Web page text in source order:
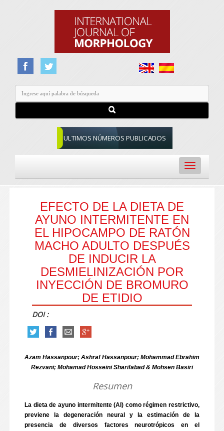
ULTIMOS NÚMEROS PUBLICADOS
Toggle
navigation
EFECTO DE LA DIETA DE
AYUNO INTERMITENTE EN
EL HIPOCAMPO DE RATÓN
MACHO ADULTO DESPUÉS
DE INDUCIR LA
DESMIELINIZACIÓN POR
INYECCIÓN DE BROMURO
DE ETIDIO
DOI :
Azam Hassanpour; Ashraf Hassanpour; Mohammad Ebrahim
Rezvani; Mohamad Hosseini Sharifabad & Mohsen Basiri
Resumen
La dieta de ayuno intermitente (AI) como régimen restrictivo,
previene la degeneración neural y la estimación de la
presencia de diversos factores neurotrópicos en el